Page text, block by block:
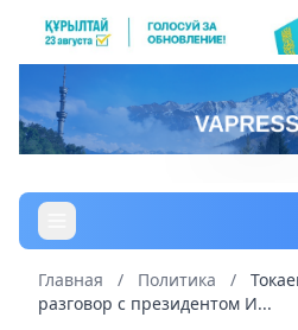
Главная / Политика /
разговор с президентом И...